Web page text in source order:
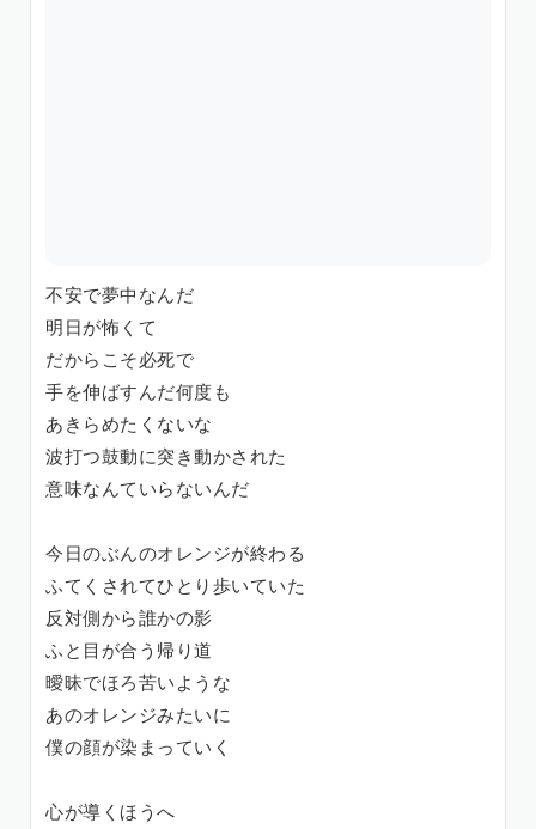
不安で夢中なんだ
明日が怖くて
だからこそ必死で
手を伸ばすんだ何度も
あきらめたくないな
波打つ鼓動に突き動かされた
意味なんていらないんだ
今日のぶんのオレンジが終わる
ふてくされてひとり歩いていた
反対側から誰かの影
ふと目が合う帰り道
曖昧でほろ苦いような
あのオレンジみたいに
僕の顔が染まっていく
心が導くほうへ